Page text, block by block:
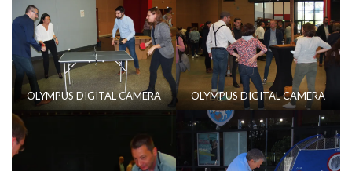
OLYMPUS DIGITAL CAMERA OLYMPUS DIGITAL CAMERA